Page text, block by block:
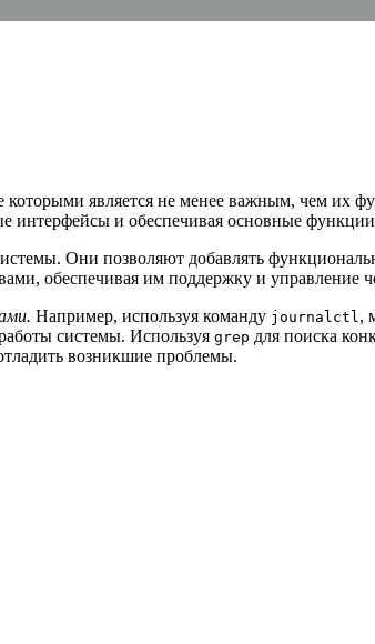
является не менее важным, чем их
интерфейсы и обеспечивая основные
Они позволяют добавлять
обеспечивая им поддержку и управление
Например, используя команду journalctl ,
системы. Используя grep для поиска
возникшие проблемы.